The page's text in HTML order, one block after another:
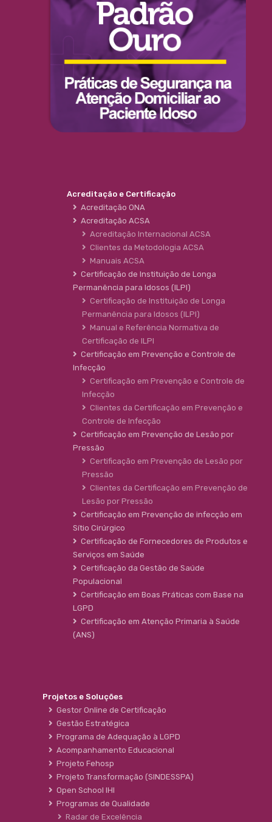
Acreditação e Certificação
Acreditação ONA
Acreditação ACSA
Acreditação Internacional ACSA
Clientes da Metodologia ACSA
Manuais ACSA
Certificação de Instituição de Longa
Permanência para Idosos (ILPI)
Certificação de Instituição de Longa
Permanência para Idosos (ILPI)
Manual e Referência Normativa de
Certificação de ILPI
Certificação em Prevenção e Controle de
Infecção
Certificação em Prevenção e Controle de
Infecção
Clientes da Certificação em Prevenção e
Controle de Infecção
Certificação em Prevenção de Lesão por
Pressão
Certificação em Prevenção de Lesão por
Pressão
Clientes da Certificação em Prevenção de
Lesão por Pressão
Certificação em Prevenção de infecção em
Sítio Cirúrgico
Certificação de Fornecedores de Produtos e
Serviços em Saúde
Certificação da Gestão de Saúde
Populacional
Certificação em Boas Práticas com Base na
LGPD
Certificação em Atenção Primaria à Saúde
(ANS)
Projetos e Soluções
Gestor Online de Certificação
Gestão Estratégica
Programa de Adequação à LGPD
Acompanhamento Educacional
Projeto Fehosp
Projeto Transformação (SINDESSPA)
Open School IHI
Programas de Qualidade
Radar de Excelência